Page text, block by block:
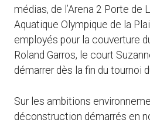
médias, de l’Arena 2 Porte de
Aquatique Olympique de la
employés pour la couverture
Roland Garros, le court
démarrer dès la fin du tournoi
Sur les ambitions
déconstruction démarrés en